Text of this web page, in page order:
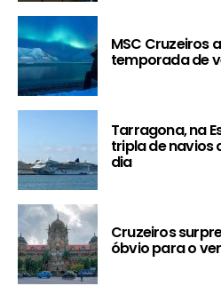
MSC Cruzeiros
temporada de
Tarragona, na
tripla de navios
dia
Cruzeiros
óbvio para o